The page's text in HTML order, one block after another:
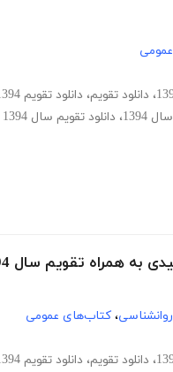
، دانلود تقویم، دانلود تقویم 1394
1394 ، دانلود تقویم سال 1394 با فرمت پی دی اف
، کتاب‌های عمومی
، دانلود تقویم، دانلود تقویم 1394